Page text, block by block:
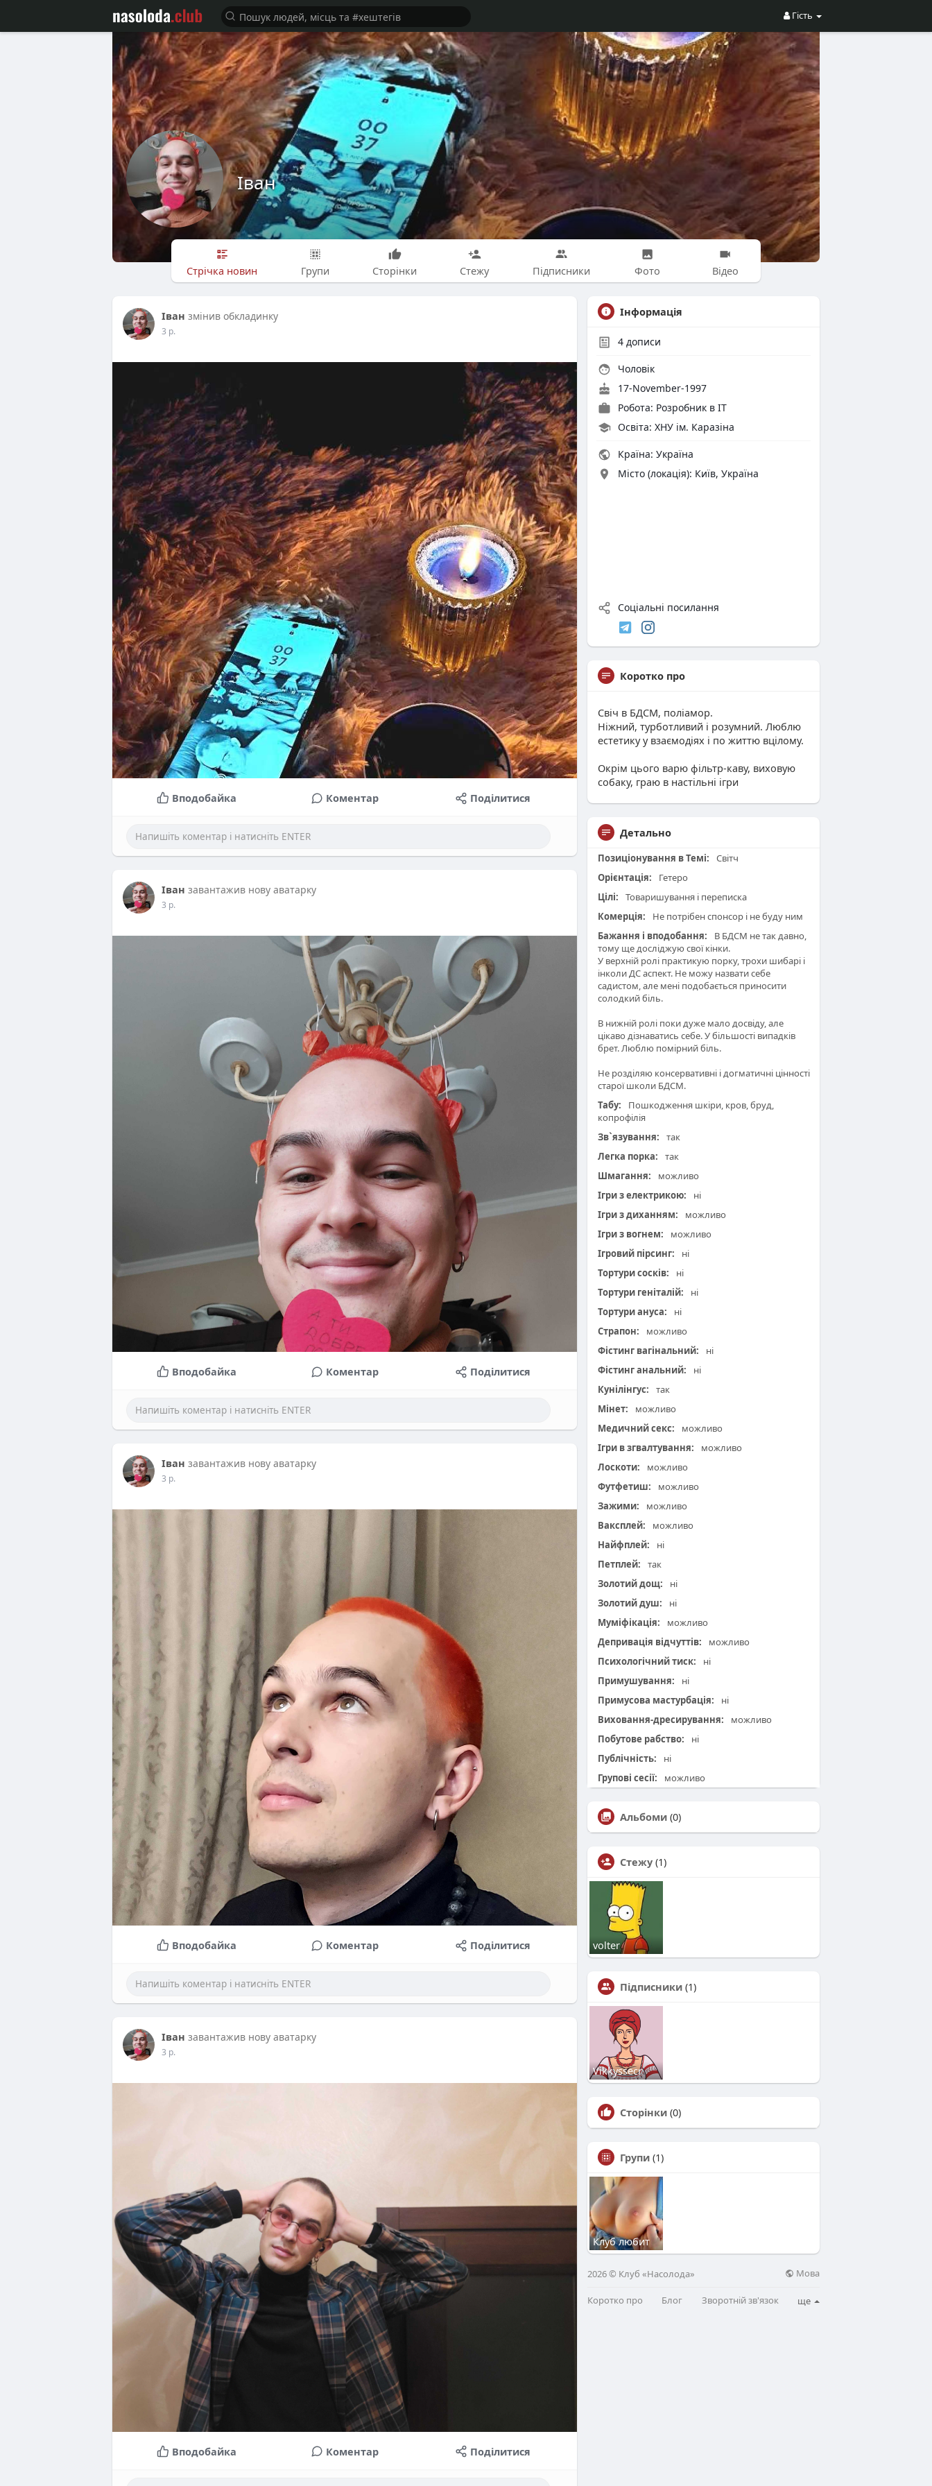
Гість
Іван
Стрічка новин Групи Сторінки Стежу Підписники Фото Відео
Іван змінив обкладинку
3 р.
Вподобайка Коментар Поділитися
Іван завантажив нову аватарку
3 р.
Вподобайка Коментар Поділитися
Іван завантажив нову аватарку
3 р.
Вподобайка Коментар Поділитися
Іван завантажив нову аватарку
3 р.
Вподобайка Коментар Поділитися
Інформація
4 дописи
Чоловік
17-November-1997
Робота: Розробник в ІТ
Освіта: ХНУ ім. Каразіна
Країна: Україна
Місто (локація): Київ, Україна
Соціальні посилання
Коротко про
Свіч в БДСМ, поліамор.
Ніжний, турботливий і розумний. Люблю
естетику у взаємодіях і по життю вцілому.
Окрім цього варю фільтр-каву, виховую
собаку, граю в настільні ігри
Детально
Позиціонування в Темі:
Світч
Орієнтація:
Гетеро
Цілі:
Товаришування і переписка
Комерція:
Не потрібен спонсор і не буду ним
Бажання і вподобання:
В БДСМ не так давно,
тому ще досліджую свої кінки.
У верхній ролі практикую порку, трохи шибарі і
інколи ДС аспект. Не можу назвати себе
садистом, але мені подобається приносити
солодкий біль.
В нижній ролі поки дуже мало досвіду, але
цікаво дізнаватись себе. У більшості випадків
брет. Люблю помірний біль.
Не розділяю консервативні і догматичні цінності
старої школи БДСМ.
Табу:
Пошкодження шкіри, кров, бруд,
копрофілія
Зв`язування:
так
Легка порка:
так
Шмагання:
можливо
Ігри з електрикою:
ні
Ігри з диханням:
можливо
Ігри з вогнем:
можливо
Ігровий пірсинг:
ні
Тортури сосків:
ні
Тортури геніталій:
ні
Тортури ануса:
ні
Страпон:
можливо
Фістинг вагінальний:
ні
Фістинг анальний:
ні
Кунілінгус:
так
Мінет:
можливо
Медичний секс:
можливо
Ігри в згвалтування:
можливо
Лоскоти:
можливо
Футфетиш:
можливо
Зажими:
можливо
Ваксплей:
можливо
Найфплей:
ні
Петплей:
так
Золотий дощ:
ні
Золотий душ:
ні
Муміфікація:
можливо
Депривація відчуттів:
можливо
Психологічний тиск:
ні
Примушування:
ні
Примусова мастурбація:
ні
Виховання-дресирування:
можливо
Побутове рабство:
ні
Публічність:
ні
Групові сесії:
можливо
Альбоми (0)
Стежу (1)
volter
Підписники (1)
Vikkyssecr
Сторінки (0)
Групи (1)
Клуб любит
2026 © Клуб «Насолода» Мова
Коротко про Блог Зворотній зв'язок ще